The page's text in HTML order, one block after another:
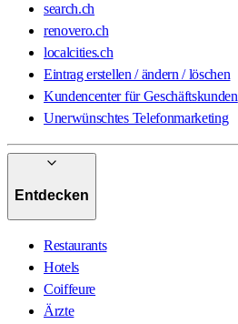
search.ch
renovero.ch
localcities.ch
Eintrag erstellen / ändern / löschen
Kundencenter für Geschäftskunden
Unerwünschtes Telefonmarketing
Entdecken
Restaurants
Hotels
Coiffeure
Ärzte